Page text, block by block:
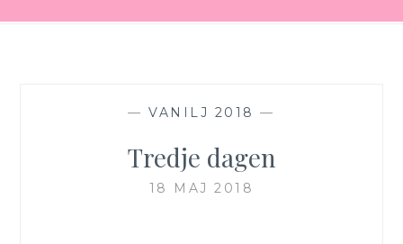
—VANILJ 2018 —
Tredje dagen
18 MAJ 2018